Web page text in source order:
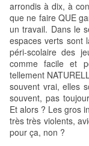
arrondis à dix, à
que ne faire QUE
un travail. Dans le
espaces verts sont
péri-scolaire des
comme facile et
tellement
souvent vrai, elles
souvent, pas
Et alors ? Les gros
très très violents,
pour ça, non ?